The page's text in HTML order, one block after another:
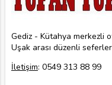
Gediz - Kütahya merkezli
Uşak arası düzenli
İletişim: 0549 313 88 99